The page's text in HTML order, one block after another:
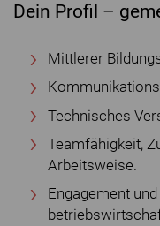
Dein Profil –
Mittlerer
Technisches
Teamfähigkeit,
Arbeitsweise.
Engagement